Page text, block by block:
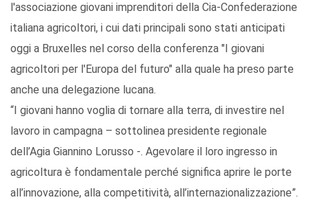
l'associazione giovani imprenditori della Cia-Confederazione
italiana agricoltori, i cui dati principali sono stati anticipati
oggi a Bruxelles nel corso della conferenza "I giovani
agricoltori per l'Europa del futuro" alla quale ha preso parte
anche una delegazione lucana.
“I giovani hanno voglia di tornare alla terra, di investire nel
lavoro in campagna – sottolinea presidente regionale
dell’Agia Giannino Lorusso -. Agevolare il loro ingresso in
agricoltura è fondamentale perché significa aprire le porte
all’innovazione, alla competitività, all’internazionalizzazione”.